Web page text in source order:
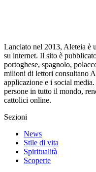
Lanciato nel 2013, Aleteia è
su internet. Il sito è
portoghese, spagnolo,
milioni di lettori consultano
applicazione e i social
persone in tutto il mondo,
cattolici online.
Sezioni
News
Stile di vita
Spiritualità
Scoperte